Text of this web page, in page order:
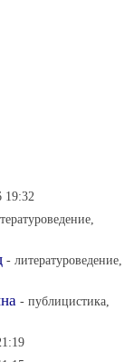
19:32
- литературоведение,
- публицистика,